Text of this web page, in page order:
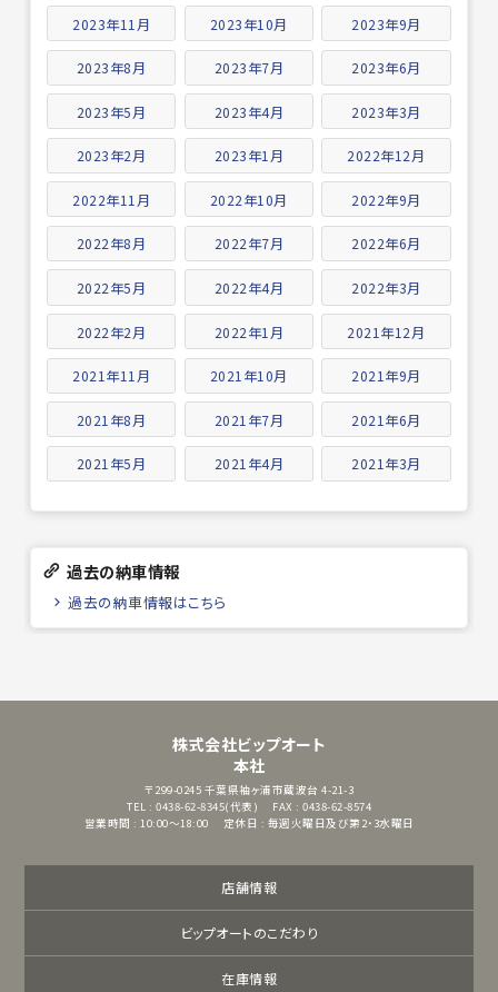
2023年11月 2023年10月 2023年9月
2023年8月 2023年7月 2023年6月
2023年5月 2023年4月 2023年3月
2023年2月 2023年1月 2022年12月
2022年11月 2022年10月 2022年9月
2022年8月 2022年7月 2022年6月
2022年5月 2022年4月 2022年3月
2022年2月 2022年1月 2021年12月
2021年11月 2021年10月 2021年9月
2021年8月 2021年7月 2021年6月
2021年5月 2021年4月 2021年3月
過去の納車情報
過去の納車情報はこちら
株式会社ビップオート
本社
〒299-0245 千葉県袖ヶ浦市蔵波台 4-21-3
TEL : 0438-62-8345(代表)
FAX : 0438-62-8574
営業時間 : 10:00～18:00
定休日 : 毎週火曜日及び第2・3水曜日
店舗情報
ビップオートのこだわり
在庫情報